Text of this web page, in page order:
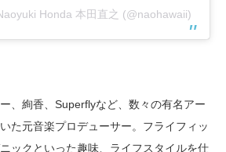
Honda 本田直之 (@naohawaii)
、絢香、Superflyなど、数々の有名アー
た元音楽プロデューサー。フライフィッ
ックといった趣味、ライフスタイルを仕